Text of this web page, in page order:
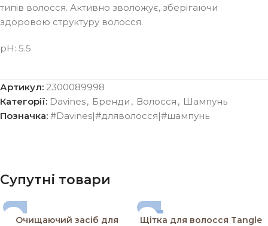
типів волосся. Активно зволожує, зберігаючи
здоровою структуру волосся.
рH: 5.5
Артикул: 2300089998
Категорії: Davines, Бренди , Волосся , Шампунь
Позначка: #Davines|#дляволосся|#шампунь
Супутні товари
Очищаючий засіб для
-15%
Щітка для волосся Tangle